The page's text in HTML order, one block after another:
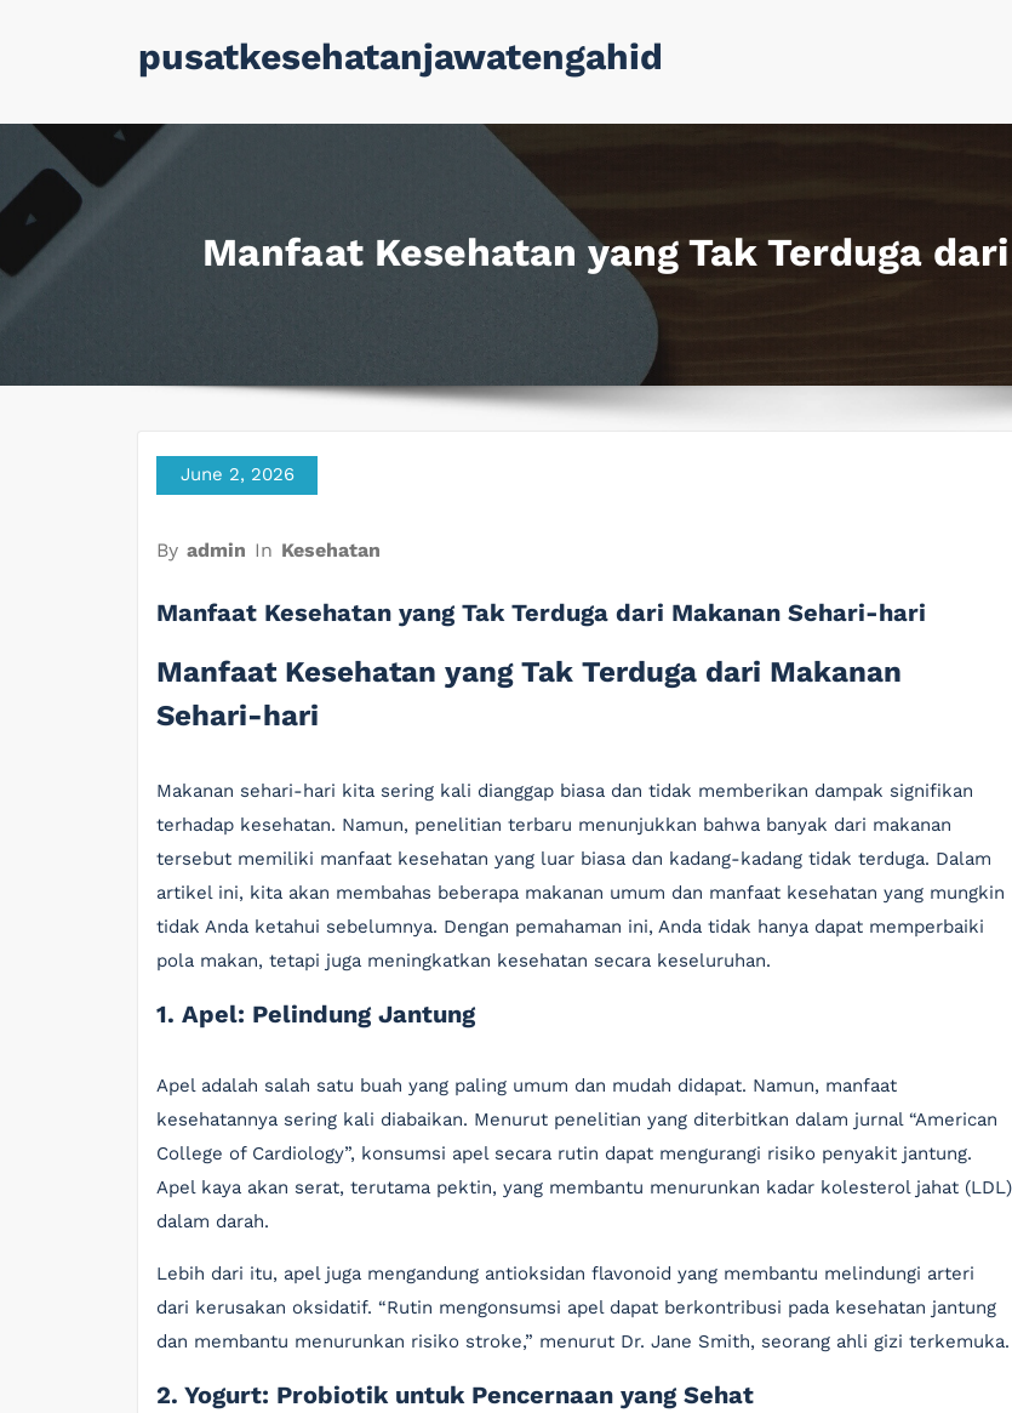
pusatkesehatanjawatengahid
Manfaat Kesehatan yang Tak Terduga
June 2, 2026
By admin In Kesehatan
Manfaat Kesehatan yang Tak Terduga dari Makanan Sehari-hari
Manfaat Kesehatan yang Tak Terduga dari Makanan
Sehari-hari
Makanan sehari-hari kita sering kali dianggap biasa dan tidak memberikan dampak signifikan
terhadap kesehatan. Namun, penelitian terbaru menunjukkan bahwa banyak dari makanan
tersebut memiliki manfaat kesehatan yang luar biasa dan kadang-kadang tidak terduga. Dalam
artikel ini, kita akan membahas beberapa makanan umum dan manfaat kesehatan yang mungkin
tidak Anda ketahui sebelumnya. Dengan pemahaman ini, Anda tidak hanya dapat memperbaiki
pola makan, tetapi juga meningkatkan kesehatan secara keseluruhan.
1. Apel: Pelindung Jantung
Apel adalah salah satu buah yang paling umum dan mudah didapat. Namun, manfaat
kesehatannya sering kali diabaikan. Menurut penelitian yang diterbitkan dalam jurnal “American
College of Cardiology”, konsumsi apel secara rutin dapat mengurangi risiko penyakit jantung.
Apel kaya akan serat, terutama pektin, yang membantu menurunkan kadar kolesterol jahat (LDL)
dalam darah.
Lebih dari itu, apel juga mengandung antioksidan flavonoid yang membantu melindungi arteri
dari kerusakan oksidatif. “Rutin mengonsumsi apel dapat berkontribusi pada kesehatan jantung
dan membantu menurunkan risiko stroke,” menurut Dr. Jane Smith, seorang ahli gizi terkemuka.
2. Yogurt: Probiotik untuk Pencernaan yang Sehat